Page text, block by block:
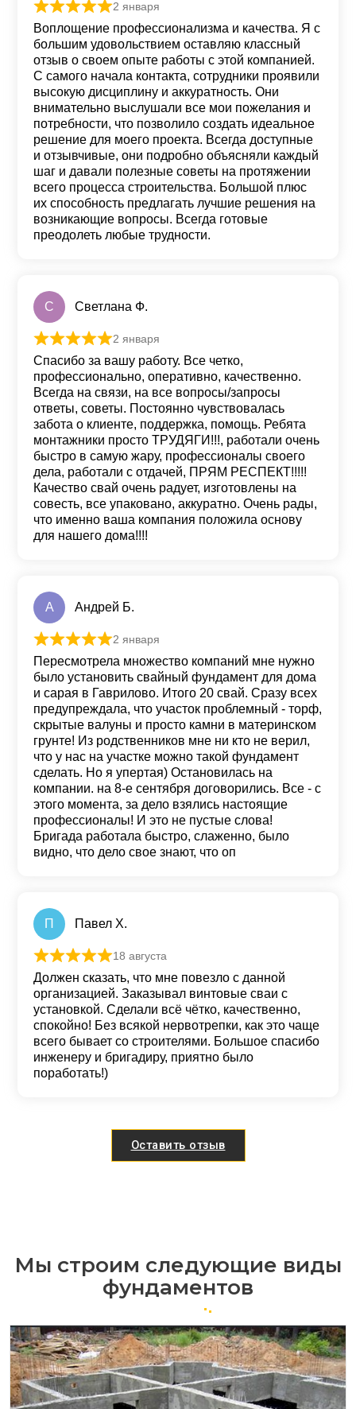
Оценка из 5
2 января
Воплощение профессионализма и качества. Я с
большим удовольствием оставляю классный
отзыв о своем опыте работы с этой компанией.
С самого начала контакта, сотрудники проявили
высокую дисциплину и аккуратность. Они
внимательно выслушали все мои пожелания и
потребности, что позволило создать идеальное
решение для моего проекта. Всегда доступные
и отзывчивые, они подробно объясняли каждый
шаг и давали полезные советы на протяжении
всего процесса строительства. Большой плюс
их способность предлагать лучшие решения на
возникающие вопросы. Всегда готовые
преодолеть любые трудности.
С Светлана Ф.
Оценка из 5
2 января
Спасибо за вашу работу. Все четко,
профессионально, оперативно, качественно.
Всегда на связи, на все вопросы/запросы
ответы, советы. Постоянно чувствовалась
забота о клиенте, поддержка, помощь. Ребята
монтажники просто ТРУДЯГИ!!!, работали очень
быстро в самую жару, профессионалы своего
дела, работали с отдачей, ПРЯМ РЕСПЕКТ!!!!!
Качество свай очень радует, изготовлены на
совесть, все упаковано, аккуратно. Очень рады,
что именно ваша компания положила основу
для нашего дома!!!!
А Андрей Б.
Оценка из 5
2 января
Пересмотрела множество компаний мне нужно
было установить свайный фундамент для дома
и сарая в Гаврилово. Итого 20 свай. Сразу всех
предупреждала, что участок проблемный - торф,
скрытые валуны и просто камни в материнском
грунте! Из родственников мне ни кто не верил,
что у нас на участке можно такой фундамент
сделать. Но я упертая) Остановилась на
компании. на 8-е сентября договорились. Все - с
этого момента, за дело взялись настоящие
профессионалы! И это не пустые слова!
Бригада работала быстро, слаженно, было
видно, что дело свое знают, что оп
П Павел Х.
Оценка из 5
18 августа
Должен сказать, что мне повезло с данной
организацией. Заказывал винтовые сваи с
установкой. Сделали всё чётко, качественно,
спокойно! Без всякой нервотрепки, как это чаще
всего бывает со строителями. Большое спасибо
инженеру и бригадиру, приятно было
поработать!)
Оставить отзыв
Мы строим следующие виды
фундаментов